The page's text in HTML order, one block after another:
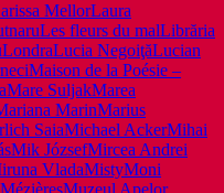
MellorLaura
Les fleurs du malLibrăria
LondraLucia NegoiţăLucian
Maison de la Poésie –
Mare SuljakMarea
MarinMarius
SaiaMichael AckerMihai
Mik JózsefMircea Andrei
VladaMistyMoni